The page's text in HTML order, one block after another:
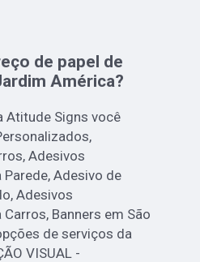
de papel de
América?
Atitude Signs você
Adesivos
Adesivo de
Adesivos
Banners em São
de serviços da
VISUAL -